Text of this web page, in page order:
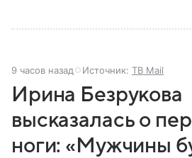
9 часов назад Источник: ТВ Mail
Ирина Безрукова
высказалась о
ноги: «Мужчины